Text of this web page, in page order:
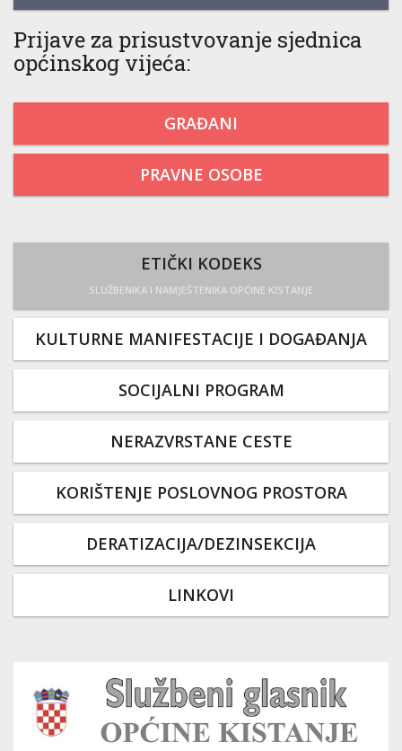
Prijave za prisustvovanje sjednica
općinskog vijeća:
GRAĐANI
PRAVNE OSOBE
ETIČKI KODEKS
SLUŽBENIKA I NAMJEŠTENIKA OPĆINE KISTANJE
KULTURNE MANIFESTACIJE I DOGAĐANJA
SOCIJALNI PROGRAM
NERAZVRSTANE CESTE
KORIŠTENJE POSLOVNOG PROSTORA
DERATIZACIJA/DEZINSEKCIJA
LINKOVI